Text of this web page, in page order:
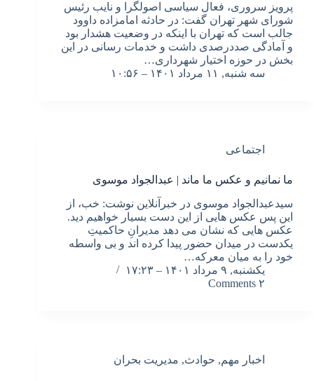
پرویز سروری، فعال سیاسی اصولگرا و نایب رئیس
شورای شهر تهران گفت: در حادثه امامزاده داوود
جالب است که تهران با اینکه در وضعیت هشدار بود
و آمادگی صددرصدی داشت و خدمات رسانی در این
بخش در حوزه اختیار شهرداری…
سه شنبه, ۱۱ مرداد ۱۴۰۱ – ۱۰:۵۶
اجتماعی
ما نمانیم و عکس ما ماند | عبدالجواد موسوی
سیدعبدالجواد موسوی در خبرآنلاین نوشت: خب، از
این پس عکس هایی از این دست بسیار خواهیم دید.
عکس هایی که نشان می دهد مدیرانِ حاکمیتِ
یکدست در میدان حضور پیدا کرده اند و بی واسطه
خود را به میان معرکه…
یکشنبه, ۹ مرداد ۱۴۰۱ – ۱۷:۲۳
۲ Comments
اخبار مهم, حوادث, مدیریت بحران